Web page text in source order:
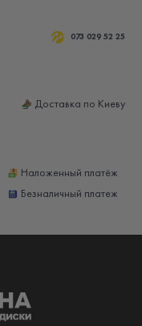
073 029 52 25
Доставка по Киеву
Наложенный платёж
Безналичный платеж